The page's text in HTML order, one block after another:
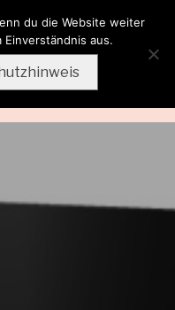
du die Website weiter
aus.